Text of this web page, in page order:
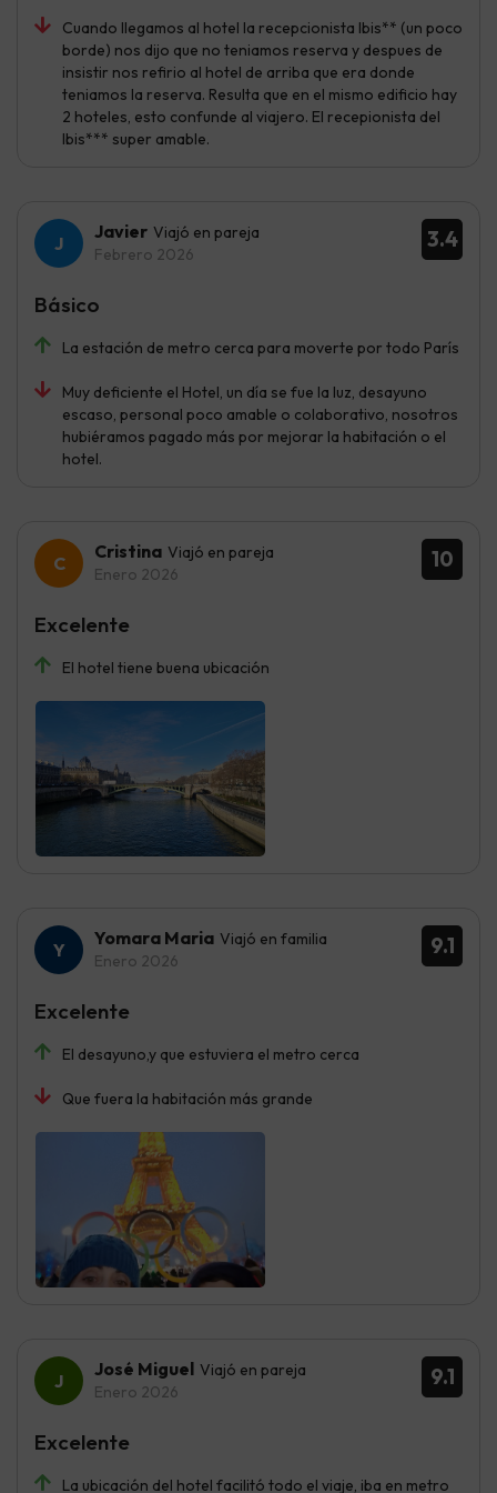
Cuando llegamos al hotel la recepcionista Ibis** (un poco
borde) nos dijo que no teniamos reserva y despues de
insistir nos refirio al hotel de arriba que era donde
teniamos la reserva. Resulta que en el mismo edificio hay
2 hoteles, esto confunde al viajero. El recepionista del
Ibis*** super amable.
3.4
Javier Viajó en pareja
Febrero 2026
La estación de metro cerca para moverte por todo París
Muy deficiente el Hotel, un día se fue la luz, desayuno
escaso, personal poco amable o colaborativo, nosotros
hubiéramos pagado más por mejorar la habitación o el
hotel.
Básico
10
Cristina Viajó en pareja
Enero 2026
El hotel tiene buena ubicación
Excelente
9.1
Yomara Maria Viajó en familia
Enero 2026
El desayuno,y que estuviera el metro cerca
Que fuera la habitación más grande
Excelente
9.1
José Miguel Viajó en pareja
Enero 2026
La ubicación del hotel facilitó todo el viaje, iba en metro
Excelente